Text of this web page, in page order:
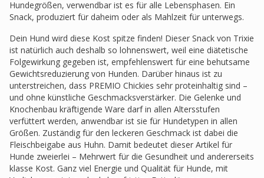
Hundegrößen, verwendbar ist es für alle Lebensphasen. Ein
Snack, produziert für daheim oder als Mahlzeit für unterwegs.
Dein Hund wird diese Kost spitze finden! Dieser Snack von Trixie
ist natürlich auch deshalb so lohnenswert, weil eine diätetische
Folgewirkung gegeben ist, empfehlenswert für eine behutsame
Gewichtsreduzierung von Hunden. Darüber hinaus ist zu
unterstreichen, dass PREMIO Chickies sehr proteinhaltig sind –
und ohne künstliche Geschmacksverstärker. Die Gelenke und
Knochenbau kräftigende Ware darf in allen Altersstufen
verfüttert werden, anwendbar ist sie für Hundetypen in allen
Größen. Zuständig für den leckeren Geschmack ist dabei die
Fleischbeigabe aus Huhn. Damit bedeutet dieser Artikel für
Hunde zweierlei – Mehrwert für die Gesundheit und andererseits
klasse Kost. Ganz viel Energie und Qualität für Hunde, mit